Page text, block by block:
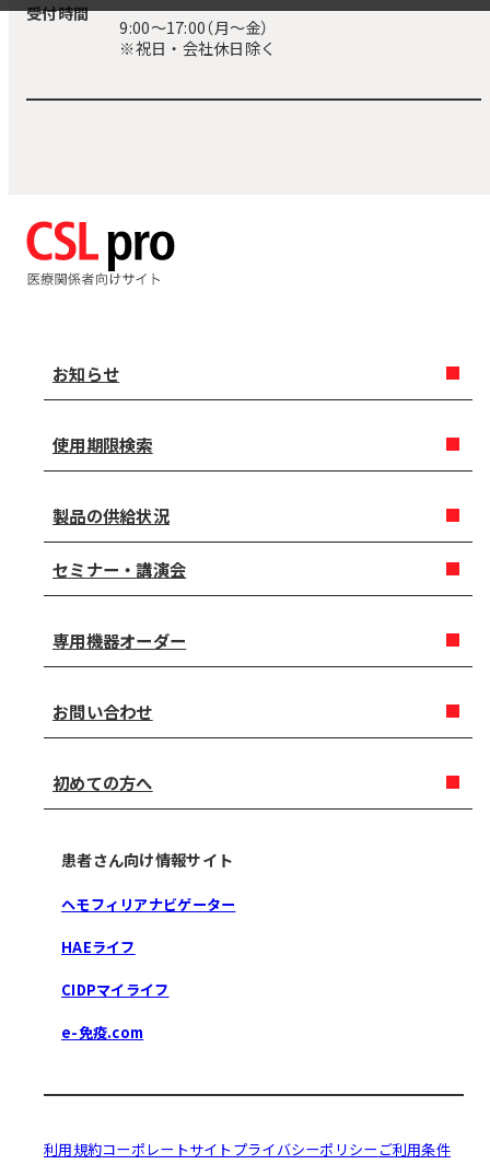
受付時間
9:00〜17:00（月～金）
※祝日・会社休日除く
お知らせ
使用期限検索
製品の供給状況
セミナー・講演会
専用機器オーダー
お問い合わせ
初めての方へ
患者さん向け情報サイト
ヘモフィリアナビゲーター
HAEライフ
CIDPマイライフ
e-免疫.com
利用規約コーポレートサイト プライバシーポリシー ご利用条件